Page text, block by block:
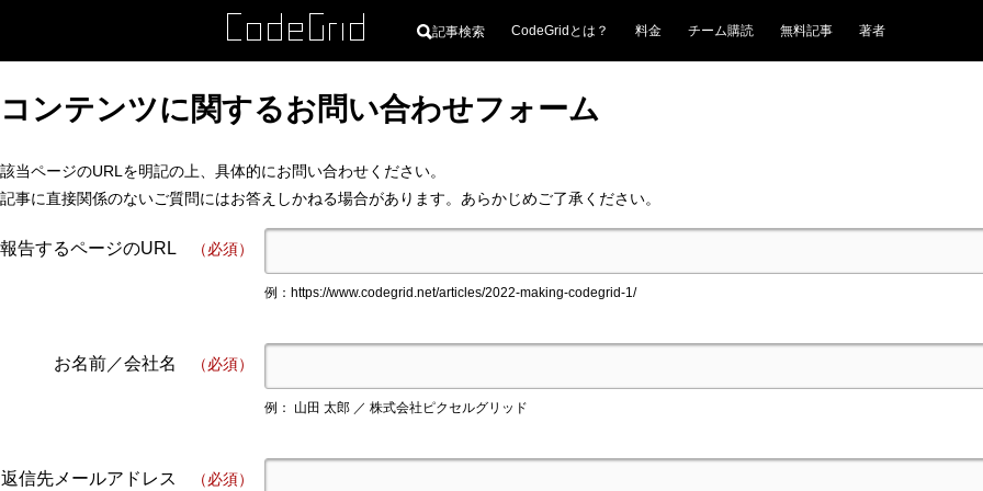
記事検索 CodeGridとは？ 料金 チーム購読 無料記事 著者
コンテンツに関するお問い合わせフォーム
該当ページのURLを明記の上、具体的にお問い合わせください。
記事に直接関係のないご質問にはお答えしかねる場合があります。あらかじめご了承ください。
報告するページのURL （必須）
例：https://www.codegrid.net/articles/2022-making-codegrid-1/
お名前／会社名 （必須）
例： 山田 太郎 ／ 株式会社ピクセルグリッド
返信先メールアドレス （必須）